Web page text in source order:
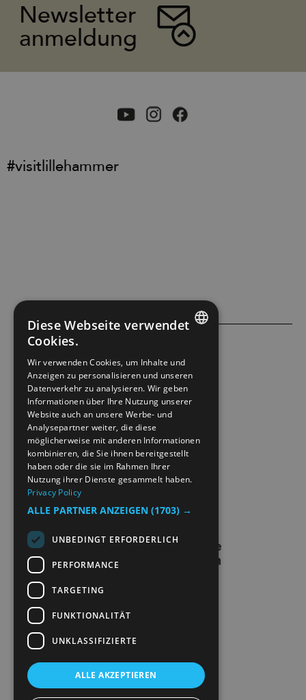
Newsletter
anmeldung
#visitlillehammer
ACCESSIBILITY STATEMENT
PRIVACY POLICY & COOKIES
SITE MAP
EXTRANETT
KONTAKT
NORWEGIAN
GERMAN
Diese Webseite verwendet
Cookies.
Wir verwenden Cookies, um Inhalte und
Anzeigen zu personalisieren und unseren
Datenverkehr zu analysieren. Wir geben
Informationen über Ihre Nutzung unserer
Website auch an unsere Werbe- und
Analysepartner weiter, die diese
möglicherweise mit anderen Informationen
kombinieren, die Sie ihnen bereitgestellt
haben oder die sie im Rahmen Ihrer
Nutzung ihrer Dienste gesammelt haben.
Privacy Policy
ALLE PARTNER ANZEIGEN (1703) →
UNBEDINGT ERFORDERLICH
PERFORMANCE
TARGETING
FUNKTIONALITÄT
UNKLASSIFIZIERTE
ALLE AKZEPTIEREN